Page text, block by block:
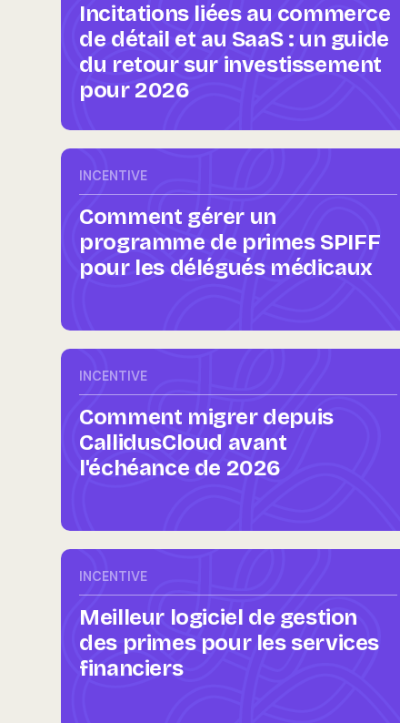
Incitations liées au commerce
de détail et au SaaS : un guide
du retour sur investissement
pour 2026
INCENTIVE
Comment gérer un
programme de primes SPIFF
pour les délégués médicaux
INCENTIVE
Comment migrer depuis
CallidusCloud avant
l'échéance de 2026
INCENTIVE
Meilleur logiciel de gestion
des primes pour les services
financiers